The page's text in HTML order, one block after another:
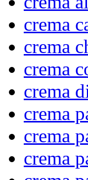
crema
crema
crema
crema
crema
crema
crema